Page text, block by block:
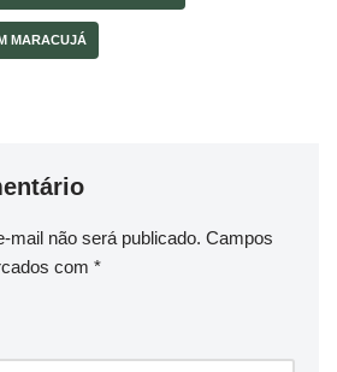
MARACUJÁ
mail não será publicado. Campos
com *